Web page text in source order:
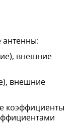
антенны:
внешние
внешние
коэффициенты